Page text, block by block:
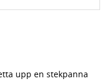
upp en stekpanna